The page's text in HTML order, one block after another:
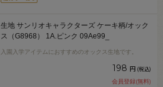
生地 サンリオキャラクターズ ケーキ柄/オック
ス（G8968） 1A.ピンク 09Ae99_
入園入学アイテムにおすすめのオックス生地です。
198 円 (税込)
会員登録(無料)